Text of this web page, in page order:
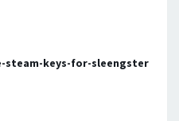
steam-keys-for-sleengster